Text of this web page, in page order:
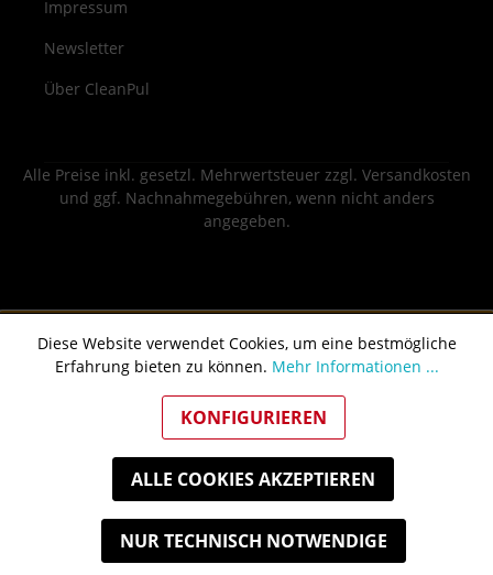
Impressum
Newsletter
Über CleanPul
Alle Preise inkl. gesetzl. Mehrwertsteuer zzgl. Versandkosten
und ggf. Nachnahmegebühren, wenn nicht anders
angegeben.
Diese Website verwendet Cookies, um eine bestmögliche
Erfahrung bieten zu können. Mehr Informationen ...
NUR TECHNISCH NOTWENDIGE
KONFIGURIEREN
ALLE COOKIES AKZEPTIEREN